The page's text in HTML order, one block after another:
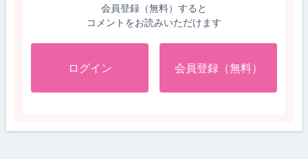
会員登録（無料）すると
コメントをお読みいただけます
ログイン 会員登録（無料）